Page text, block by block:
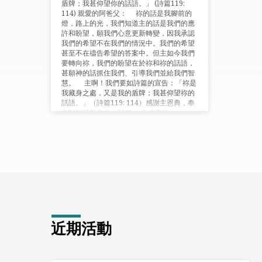
盾牌；我甚仰望你的話語。」 (詩篇119:
114) 親愛的阿爸父： 祢的話是我腳前的
燈，路上的光，我們知道主的話是我們的應
許和盼望，願我們心意更新轉變，因我承認
我們的希望不在我們的情況中。我們的希望
甚至不在禱告希望的答案中。但主如今我們
要轉向祢，我們的盼望在於祢和祢的話語，
甚願神的話抓住我們、引導我們並給我們智
慧。 主啊！我們要如詩篇的宣告：「祢是
我藏身之處，又是我的盾牌；我甚仰望祢的
話語。」（詩篇119: 114）感謝主恩典，奉
主耶穌基督名求，阿們。 代禱事項
近期活動